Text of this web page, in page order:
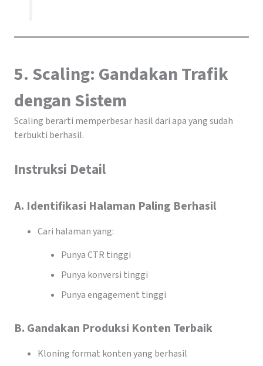
5. Scaling: Gandakan Trafik
dengan Sistem
Scaling berarti memperbesar hasil dari apa yang sudah
terbukti berhasil.
Instruksi Detail
A. Identifikasi Halaman Paling Berhasil
Cari halaman yang:
Punya CTR tinggi
Punya konversi tinggi
Punya engagement tinggi
B. Gandakan Produksi Konten Terbaik
Kloning format konten yang berhasil